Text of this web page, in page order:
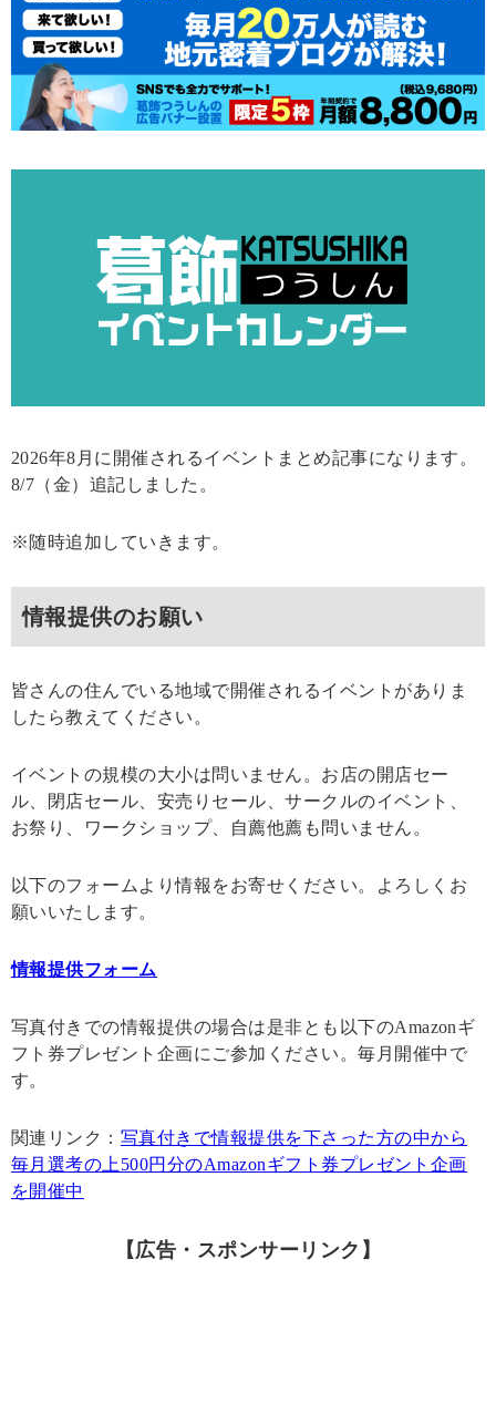
2026年8月に開催されるイベントまとめ記事になります。
8/7（金）追記しました。
※随時追加していきます。
情報提供のお願い
皆さんの住んでいる地域で開催されるイベントがありま
したら教えてください。
イベントの規模の大小は問いません。お店の開店セー
ル、閉店セール、安売りセール、サークルのイベント、
お祭り、ワークショップ、自薦他薦も問いません。
以下のフォームより情報をお寄せください。よろしくお
願いいたします。
情報提供フォーム
写真付きでの情報提供の場合は是非とも以下のAmazonギ
フト券プレゼント企画にご参加ください。毎月開催中で
す。
関連リンク： 写真付きで情報提供を下さった方の中から
毎月選考の上500円分のAmazonギフト券プレゼント企画
を開催中
【広告・スポンサーリンク】